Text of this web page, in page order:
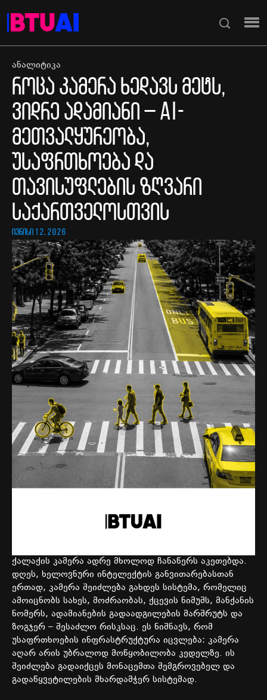
ანალიტიკა
როცა კამერა ხედავს მეტს,
ვიდრე ადამიანი – AI-
მეთვალყურეობა,
უსაფრთხოება და
თავისუფლების ზღვარი
საქართველოსთვის
ივნისი 12, 2026
ქალაქის კამერა ადრე მხოლოდ ჩანაწერს აკეთებდა.
დღეს, ხელოვნური ინტელექტის განვითარებასთან
ერთად, კამერა შეიძლება გახდეს სისტემა, რომელიც
ამოიცნობს სახეს, მოძრაობას, ქცევის ნიმუშს, მანქანის
ნომერს, ადამიანების გადაადგილების მარშრუტს და
ზოგჯერ – შესაძლო რისკსაც. ეს ნიშნავს, რომ
უსაფრთხოების ინფრასტრუქტურა იცვლება: კამერა
აღარ არის უბრალოდ მოწყობილობა კედელზე. ის
შეიძლება გადაიქცეს მონაცემთა შემგროვებელ და
გადაწყვეტილების მხარდამჭერ სისტემად.